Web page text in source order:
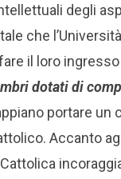
degli
che
il loro
dotati di
portare
Accanto
Cattolica